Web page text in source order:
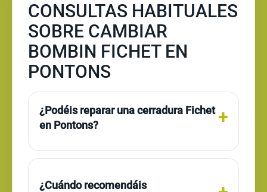
CONSULTAS HABITUALES
SOBRE CAMBIAR
BOMBIN FICHET EN
PONTONS
¿Podéis reparar una cerradura Fichet
en Pontons?
¿Cuándo recomendáis